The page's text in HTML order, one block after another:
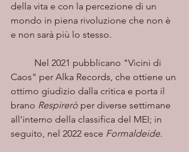
della vita e con la percezione di un
mondo in piena rivoluzione che non è
e non sarà più lo stesso.
Caos" per Alka Records, che ottiene un
ottimo giudizio dalla critica e porta il
brano Respirerò per diverse settimane
all'interno della classifica del MEI; in
seguito, nel 2022 esce Formaldeide.